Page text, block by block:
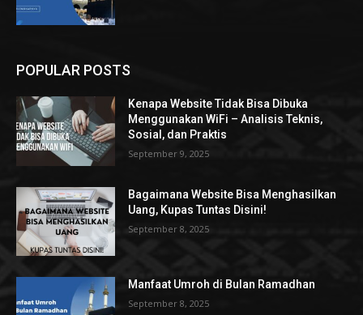
POPULAR POSTS
Kenapa Website Tidak Bisa Dibuka
Menggunakan WiFi – Analisis Teknis,
Sosial, dan Praktis
September 9, 2025
Bagaimana Website Bisa Menghasilkan
Uang, Kupas Tuntas Disini!
September 8, 2025
Manfaat Umroh di Bulan Ramadhan
September 8, 2025